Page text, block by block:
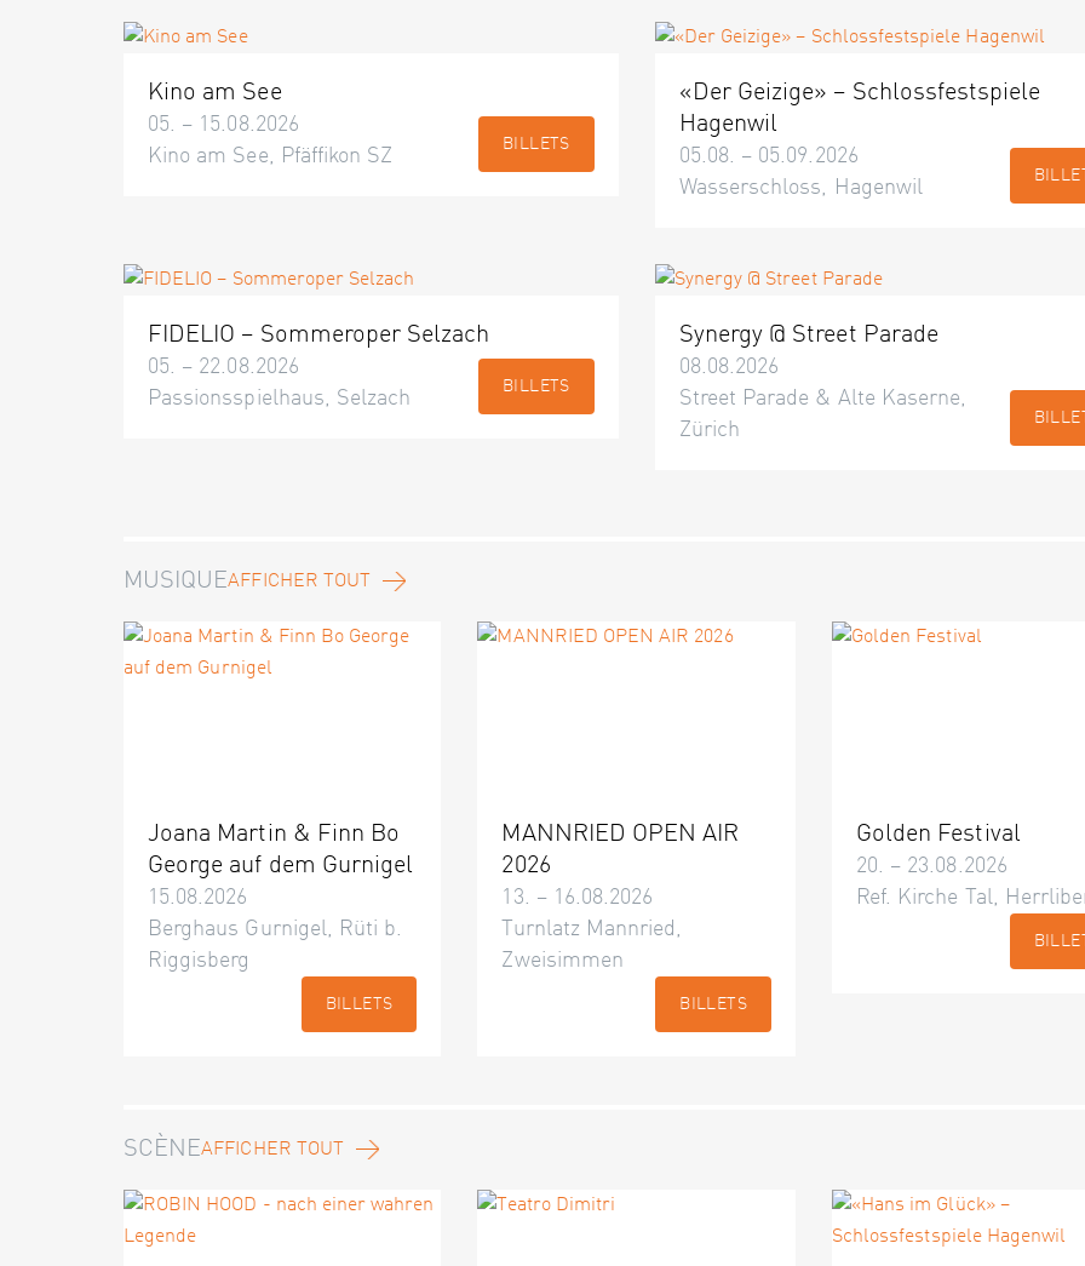
Kino am See
05. – 15.08.2026
Kino am See, Pfäffikon SZ
BILLETS
«Der Geizige» – Schlossfestspiele
Hagenwil
05.08. – 05.09.2026
Wasserschloss, Hagenwil
FIDELIO – Sommeroper Selzach
05. – 22.08.2026
Passionsspielhaus, Selzach
BILLETS
Synergy @ Street Parade
08.08.2026
Street Parade & Alte Kaserne,
Zürich
MUSIQUEAFFICHER TOUT
Joana Martin & Finn Bo
George auf dem Gurnigel
15.08.2026
Berghaus Gurnigel, Rüti b.
Riggisberg
BILLETS
MANNRIED OPEN AIR
2026
13. – 16.08.2026
Turnlatz Mannried,
Zweisimmen
BILLETS
Golden Festival
20. – 23.08.2026
Ref. Kirche Tal,
SCÈNEAFFICHER TOUT